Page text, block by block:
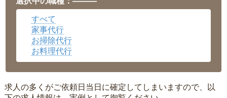
広島県▼
沖縄県
すべて
家事代行
お掃除代行
お料理代行
求人の多くがご依頼日当日に確定してしまいますので、以